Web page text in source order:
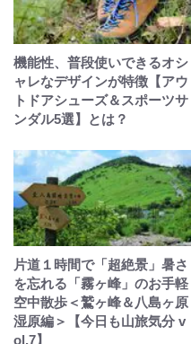
機能性、普段使いできるオシ
ャレなデザインが特徴【アウ
トドアシューズ＆スポーツサ
ンダル5選】とは？
片道１時間で「超絶景」暑さ
を忘れる「霧ヶ峰」のお手軽
空中散歩＜鷲ヶ峰＆八島ヶ原
湿原編＞【今日も山旅気分 v
ol.7】